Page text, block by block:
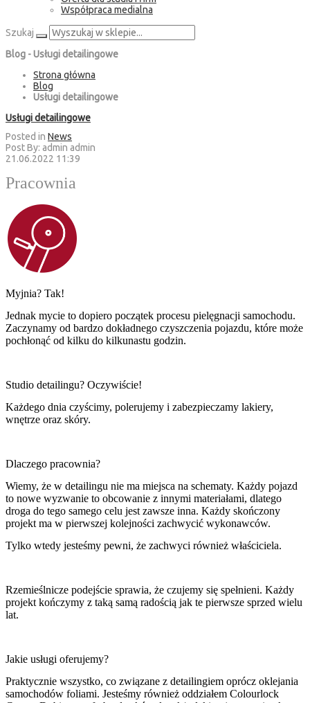
Współpraca medialna
Szukaj
Blog - Usługi detailingowe
Strona główna
Blog
Usługi detailingowe
Usługi detailingowe
Posted in News
Post By: admin admin
21.06.2022 11:39
Pracownia
Myjnia? Tak!
Jednak mycie to dopiero początek procesu pielęgnacji samochodu.
Zaczynamy od bardzo dokładnego czyszczenia pojazdu, które może
pochłonąć od kilku do kilkunastu godzin.
Studio detailingu? Oczywiście!
Każdego dnia czyścimy, polerujemy i zabezpieczamy lakiery,
wnętrze oraz skóry.
Dlaczego pracownia?
Wiemy, że w detailingu nie ma miejsca na schematy. Każdy pojazd
to nowe wyzwanie to obcowanie z innymi materiałami, dlatego
droga do tego samego celu jest zawsze inna. Każdy skończony
projekt ma w pierwszej kolejności zachwycić wykonawców.
Tylko wtedy jesteśmy pewni, że zachwyci również właściciela.
Rzemieślnicze podejście sprawia, że czujemy się spełnieni. Każdy
projekt kończymy z taką samą radością jak te pierwsze sprzed wielu
lat.
Jakie usługi oferujemy?
Praktycznie wszystko, co związane z detailingiem oprócz oklejania
samochodów foliami. Jesteśmy również oddziałem Colourlock